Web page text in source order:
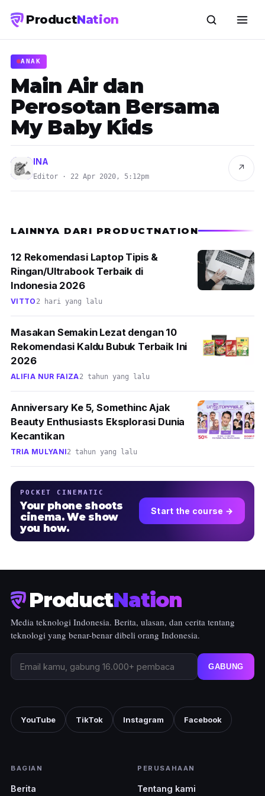
ProductNation
ANAK
Main Air dan
Perosotan Bersama
My Baby Kids
INA
Editor · 22 Apr 2020, 5:12pm
↗
LAINNYA DARI PRODUCTNATION
12 Rekomendasi Laptop Tipis &
Ringan/Ultrabook Terbaik di
Indonesia 2026
VITTO 2 hari yang lalu
Masakan Semakin Lezat dengan 10
Rekomendasi Kaldu Bubuk Terbaik Ini
2026
ALIFIA NUR FAIZA2 tahun yang lalu
Anniversary Ke 5, Somethinc Ajak
Beauty Enthusiasts Eksplorasi Dunia
Kecantikan
TRIA MULYANI2 tahun yang lalu
POCKET CINEMATIC
Your phone shoots
cinema. We show
you how.
Start the course →
ProductNation
Media teknologi Indonesia. Berita, ulasan, dan cerita tentang
teknologi yang benar-benar dibeli orang Indonesia.
GABUNG
YouTube TikTok Instagram Facebook
BAGIAN
Berita
PERUSAHAAN
Tentang kami